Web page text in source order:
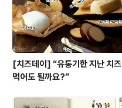
[치즈데이] “유통기한 지난 치즈
먹어도 될까요?”